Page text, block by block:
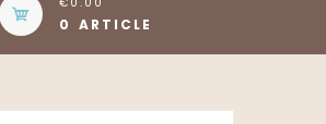
0 ARTICLE